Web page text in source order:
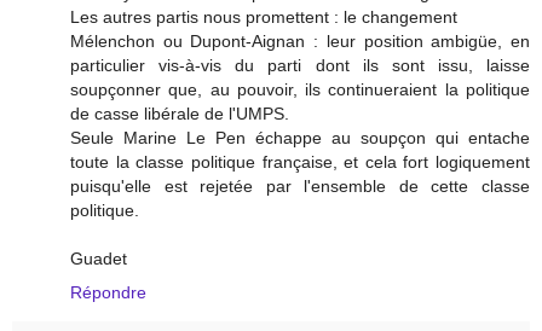
Les autres partis nous promettent : le changement
Mélenchon ou Dupont-Aignan : leur position ambigüe, en
particulier vis-à-vis du parti dont ils sont issu, laisse
soupçonner que, au pouvoir, ils continueraient la politique
de casse libérale de l'UMPS.
Seule Marine Le Pen échappe au soupçon qui entache
toute la classe politique française, et cela fort logiquement
puisqu'elle est rejetée par l'ensemble de cette classe
politique.
Guadet
Répondre